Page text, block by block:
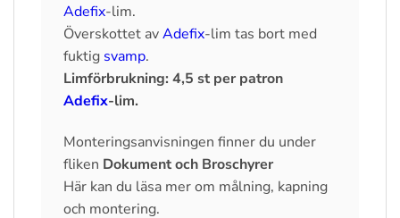
Adefix-lim.
Överskottet avAdefix-lim tas bort med
fuktig svamp.
Limförbrukning: 4,5 st per patron
Adefix-lim.
Monteringsanvisningen finner du under
fliken Dokument och Broschyrer
Här kan du läsa mer om målning, kapning
och montering.